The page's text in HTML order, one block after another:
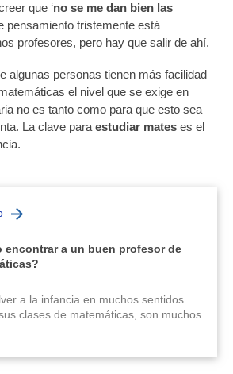
que ‘no se me dan bien las
pensamiento tristemente está
profesores, pero hay que salir de ahí.
algunas personas tienen más facilidad
el nivel que se exige en
no es tanto como para que esto sea
La clave para estudiar mates es el
encontrar a un buen profesor de
a la infancia en muchos sentidos.
clases de matemáticas, son muchos